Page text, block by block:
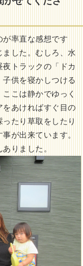
が率直な感想です
した。むしろ、水
トラックの「ドカ
供を寝かしつける
こは静かでゆっく
をあければすぐ目の
たり草取をしたり
が出来ています。
りました。